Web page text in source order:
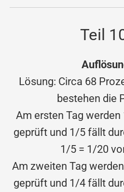
Teil
Lösung: Circa 68
bestehen die
Am ersten Tag
geprüft und 1/5 fällt
1/5 = 1/20
Am zweiten Tag
geprüft und 1/4 fällt